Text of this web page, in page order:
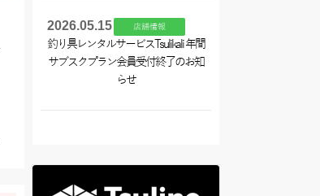
2026.05.15 店舗情報
釣り具レンタルサービスTsulikali 年間
サブスクプラン会員受付終了のお知
らせ